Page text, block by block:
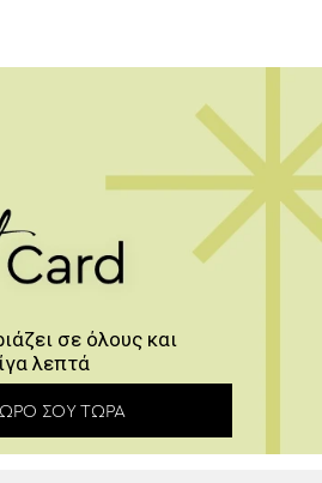
σε όλους και
λεπτά
ΣΟΥ ΤΏΡΑ